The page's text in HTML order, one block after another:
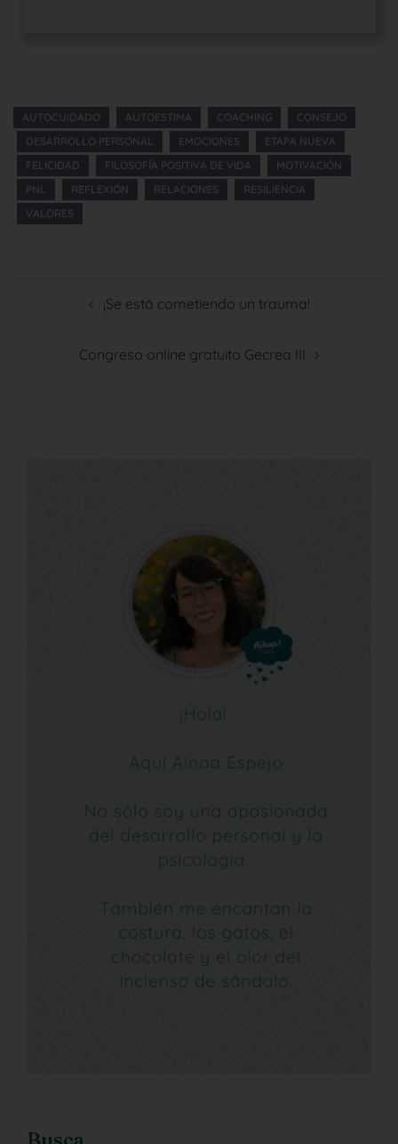
AUTOCUIDADO AUTOESTIMA COACHING
CONSEJO
DESARROLLO PERSONAL
EMOCIONES
ETAPA NUEVA
FELICIDAD
FILOSOFÍA POSITIVA DE VIDA
MOTIVACIÓN
PNL
REFLEXIÓN RELACIONES
RESILIENCIA
VALORES
¡Se está cometiendo un trauma!
Congreso online gratuito Gecrea III